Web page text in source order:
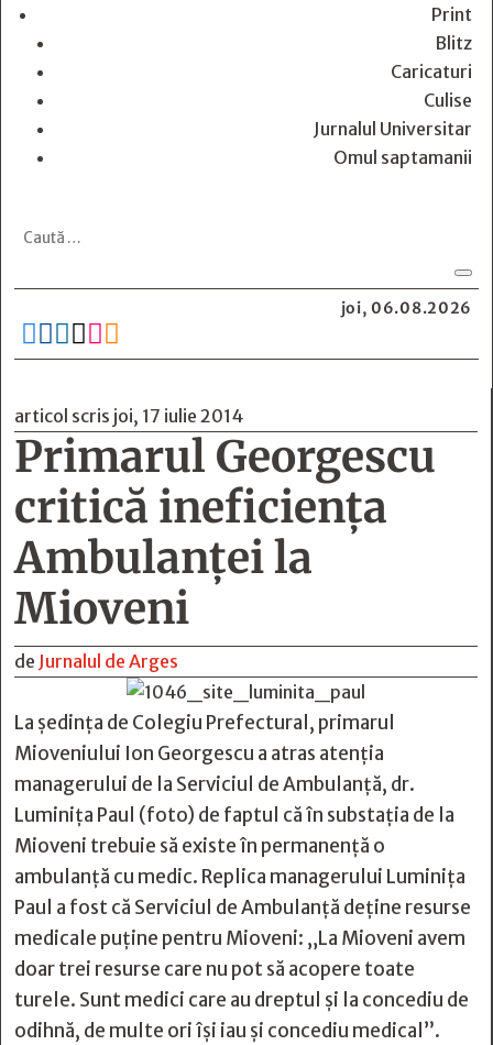
Print
Blitz
Caricaturi
Culise
Jurnalul Universitar
Omul saptamanii
joi, 06.08.2026
     
articol scris joi, 17 iulie 2014
Primarul Georgescu
critică ineficiența
Ambulanței la
Mioveni
de Jurnalul de Arges
La ședința de Colegiu Prefectural, primarul
Mioveniului Ion Georgescu a atras atenția
managerului de la Serviciul de Ambulanță, dr.
Luminița Paul (foto) de faptul că în substația de la
Mioveni trebuie să existe în permanență o
ambulanță cu medic. Replica managerului Luminița
Paul a fost că Serviciul de Ambulanță deţine resurse
medicale puține pentru Mioveni: „La Mioveni avem
doar trei resurse care nu pot să acopere toate
turele. Sunt medici care au dreptul și la concediu de
odihnă, de multe ori își iau și concediu medical”.